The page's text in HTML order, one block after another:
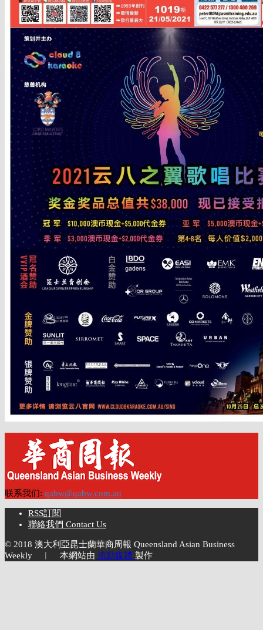
联系我们: qabw@qabw.com.au
RSS訂閱
聯絡我們 Contact Us
© 2018 澳大利亞昆士蘭華商周報 Queensland Asian Business
Weekly ︱ 本網站由 流動媒體 製作